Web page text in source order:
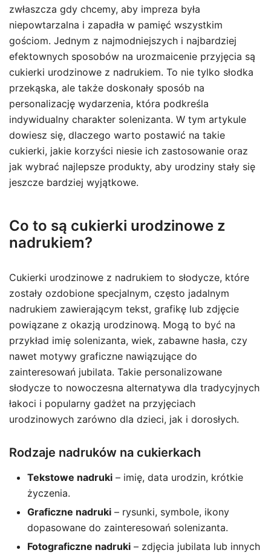
zwłaszcza gdy chcemy, aby impreza była
niepowtarzalna i zapadła w pamięć wszystkim
gościom. Jednym z najmodniejszych i najbardziej
efektownych sposobów na urozmaicenie przyjęcia są
cukierki urodzinowe z nadrukiem. To nie tylko słodka
przekąska, ale także doskonały sposób na
personalizację wydarzenia, która podkreśla
indywidualny charakter solenizanta. W tym artykule
dowiesz się, dlaczego warto postawić na takie
cukierki, jakie korzyści niesie ich zastosowanie oraz
jak wybrać najlepsze produkty, aby urodziny stały się
jeszcze bardziej wyjątkowe.
Co to są cukierki urodzinowe z
nadrukiem?
Cukierki urodzinowe z nadrukiem to słodycze, które
zostały ozdobione specjalnym, często jadalnym
nadrukiem zawierającym tekst, grafikę lub zdjęcie
powiązane z okazją urodzinową. Mogą to być na
przykład imię solenizanta, wiek, zabawne hasła, czy
nawet motywy graficzne nawiązujące do
zainteresowań jubilata. Takie personalizowane
słodycze to nowoczesna alternatywa dla tradycyjnych
łakoci i popularny gadżet na przyjęciach
urodzinowych zarówno dla dzieci, jak i dorosłych.
Rodzaje nadruków na cukierkach
Tekstowe nadruki – imię, data urodzin, krótkie
życzenia.
Graficzne nadruki – rysunki, symbole, ikony
dopasowane do zainteresowań solenizanta.
Fotograficzne nadruki – zdjęcia jubilata lub innych